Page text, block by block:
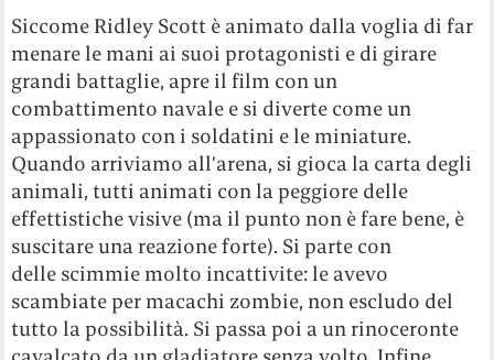
Siccome Ridley Scott è animato dalla voglia di far
menare le mani ai suoi protagonisti e di girare
grandi battaglie, apre il film con un
combattimento navale e si diverte come un
appassionato con i soldatini e le miniature.
Quando arriviamo all’arena, si gioca la carta degli
animali, tutti animati con la peggiore delle
effettistiche visive (ma il punto non è fare bene, è
suscitare una reazione forte). Si parte con
delle scimmie molto incattivite: le avevo
scambiate per macachi zombie, non escludo del
tutto la possibilità. Si passa poi a un rinoceronte